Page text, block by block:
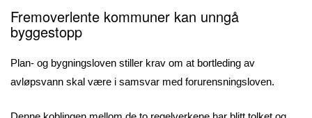
Fremoverlente kommuner kan unngå
byggestopp
Plan- og bygningsloven stiller krav om at bortleding av
avløpsvann skal være i samsvar med forurensningsloven.